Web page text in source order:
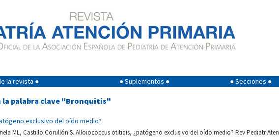
la revista ● ● Suplementos ● ● Secciones ●
palabra clave "Bronquitis"
exclusivo del oído medio?
ML, Castillo Corullón S. Alloiococcus otitidis, ¿patógeno exclusivo del oído medio? Rev Pediatr Aten